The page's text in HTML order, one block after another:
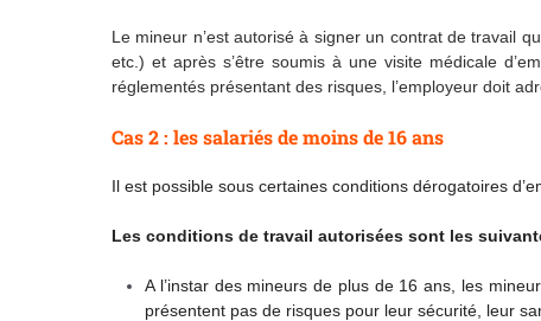
Le mineur n’est autorisé à signer un contrat de travail
etc.) et après s’être soumis à une visite médicale
réglementés présentant des risques, l’employeur doit
Cas 2 : les salariés de moins de 16 ans
Il est possible sous certaines conditions dérogatoires
Les conditions de travail autorisées sont les
A l’instar des mineurs de plus de 16 ans, les
présentent pas de risques pour leur sécurité, leur